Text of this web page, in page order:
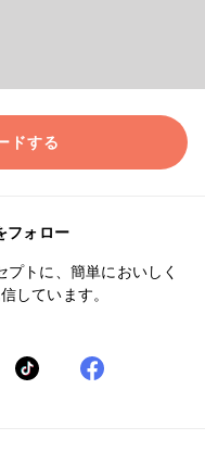
ドする
フォロー
プトに、簡単においしく
しています。